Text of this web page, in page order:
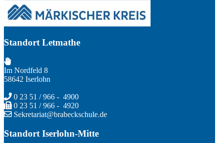
Standort Letmathe
Im Nordfeld 8
58642 Iserlohn
0 23 51 / 966 - 4900
0 23 51 / 966 - 4920
Sekretariat@brabeckschule.de
Standort Iserlohn-Mitte